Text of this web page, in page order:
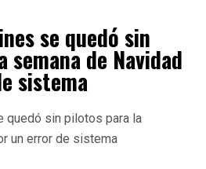
se quedó sin
de Navidad
sistema